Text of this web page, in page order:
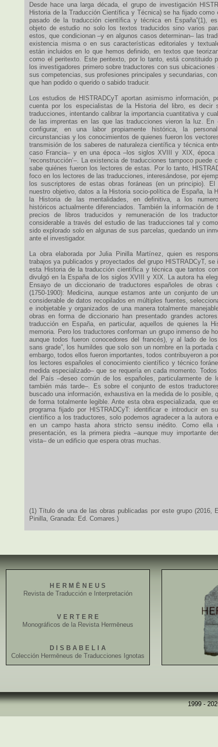
Desde hace una larga década, el grupo de investigación
Historia de la Traducción Científica y Técnica) se ha fijado como
pasado de la traducción científica y técnica en España”(1),
objeto de estudio no solo los textos traducidos sino varios
estos, que condicionan –y en algunos casos determinan– las
existencia misma o en sus características editoriales y
están incluidos en lo que hemos definido, en textos que
como el peritexto. Este peritexto, por lo tanto, está constituido
los investigadores primero sobre traductores con sus ubicaciones
sus competencias, sus profesiones principales y secundarias,
que han podido o querido o sabido traducir.
Los estudios de HISTRADCyT aportan asimismo información,
cuenta por los especialistas de la Historia del libro, es decir
traducciones, intentando calibrar la importancia cuantitativa y
de las imprentas en las que las traducciones vieron la luz. En
configurar, en una labor propiamente histórica, la
circunstancias y los conocimientos de quienes fueron los
transmisión de los saberes de naturaleza científica y técnica
caso Francia– y en una época –los siglos XVIII y XIX, época
‘reconstrucción’–. La existencia de traducciones tampoco puede
sabe quiénes fueron los lectores de estas. Por lo tanto,
foco en los lectores de las traducciones, interesándose, por
los suscriptores de estas obras foráneas (en un principio).
nuestro objetivo, datos a la Historia socio-política de España, la
la Historia de las mentalidades, en definitiva, a los
históricos actualmente diferenciados. También la información de
precios de libros traducidos y remuneración de los
considerable a través del estudio de las traducciones tal y
sido explorado solo en algunas de sus parcelas, quedando un
ante el investigador.
La obra elaborada por Julia Pinilla Martínez, quien es
trabajos ya publicados y proyectados del grupo HISTRADCyT, se
esta Historia de la traducción científica y técnica que tantos
divulgó en la España de los siglos XVIII y XIX. La autora ha
Ensayo de un diccionario de traductores españoles de obras
(1750-1900): Medicina, aunque estamos ante un conjunto de
considerable de datos recopilados en múltiples fuentes,
e inobjetable y organizados de una manera totalmente
obras en forma de diccionario han presentado grandes
traducción en España, en particular, aquellos de quienes la
memoria. Pero los traductores conforman un grupo inmenso de
aunque todos fueron conocedores del francés), y al lado de los
sans grade”, los humildes que solo son un nombre en la portada
embargo, todos ellos fueron importantes, todos contribuyeron a
los lectores españoles el conocimiento científico y técnico
medida especializado– que se requería en cada momento.
del País –deseo común de los españoles, particularmente de
también más tarde–. Es sobre el conjunto de estos
buscado una información, exhaustiva en la medida de lo posible,
de forma totalmente legible. Ante esta obra especializada, que
programa fijado por HISTRADCyT: identificar e introducir en
científico a los traductores, solo podemos agradecer a la autora
en un campo hasta ahora stricto sensu inédito. Como ella
presentación, es la primera piedra –aunque muy importante
vista– de un edificio que espera otras muchas.
(1) Título de una de las obras publicadas por este grupo (2016,
Pinilla, Granada: Ed. Comares.)
H E R M Ē N E U S
Revista de Traducción e Interpretación
V E R T E R E
Monográficos de la Revista Hermēneus
D I S B A B E L I A
Colección Hermēneus de Traducciones Ignotas
1999 -